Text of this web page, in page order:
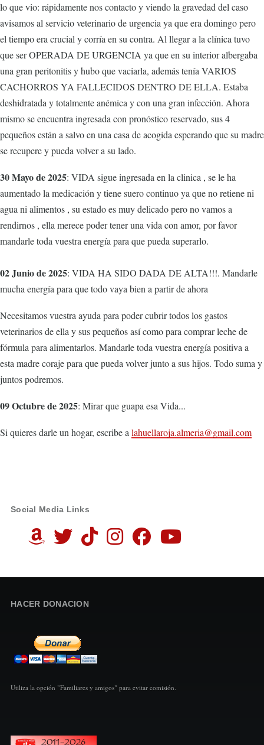
lo que vio: rápidamente nos contacto y viendo la gravedad del caso
avisamos al servicio veterinario de urgencia ya que era domingo pero
el tiempo era crucial y corría en su contra. Al llegar a la clínica tuvo
que ser OPERADA DE URGENCIA ya que en su interior albergaba
una gran peritonitis y hubo que vaciarla, además tenía VARIOS
CACHORROS YA FALLECIDOS DENTRO DE ELLA. Estaba
deshidratada y totalmente anémica y con una gran infección. Ahora
mismo se encuentra ingresada con pronóstico reservado, sus 4
pequeños están a salvo en una casa de acogida esperando que su madre
se recupere y pueda volver a su lado.
30 Mayo de 2025: VIDA sigue ingresada en la clinica , se le ha
aumentado la medicación y tiene suero continuo ya que no retiene ni
agua ni alimentos , su estado es muy delicado pero no vamos a
rendirnos , ella merece poder tener una vida con amor, por favor
mandarle toda vuestra energía para que pueda superarlo.
02 Junio de 2025: VIDA HA SIDO DADA DE ALTA!!!. Mandarle
mucha energía para que todo vaya bien a partir de ahora
Necesitamos vuestra ayuda para poder cubrir todos los gastos
veterinarios de ella y sus pequeños así como para comprar leche de
fórmula para alimentarlos. Mandarle toda vuestra energía positiva a
esta madre coraje para que pueda volver junto a sus hijos. Todo suma y
juntos podremos.
09 Octubre de 2025: Mirar que guapa esa Vida...
Si quieres darle un hogar, escribe a lahuellaroja.almeria@gmail.com
Social Media Links
HACER DONACION
Utiliza la opción "Familiares y amigos" para evitar comisión.